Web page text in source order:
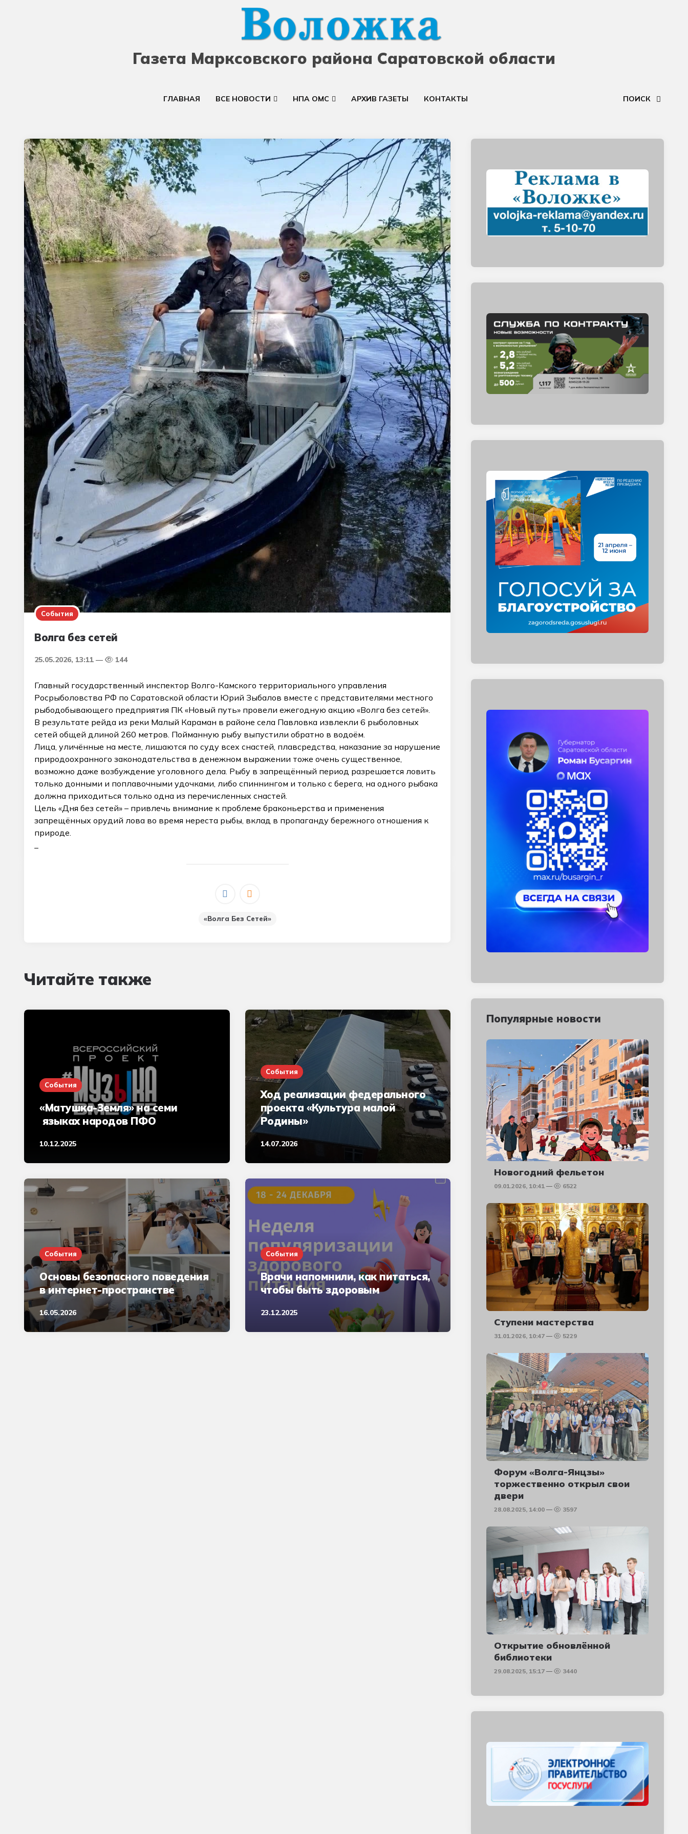
Газета Марксовского района Саратовской области
ГЛАВНАЯ ВСЕ НОВОСТИ НПА ОМС АРХИВ ГАЗЕТЫ КОНТАКТЫ ПОИСК
События
Волга без сетей
25.05.2026, 13:11 144
Главный государственный инспектор Волго-Камского территориального управления
Росрыболовства РФ по Саратовской области Юрий Зыбалов вместе с представителями местного
рыбодобывающего предприятия ПК «Новый путь» провели ежегодную акцию «Волга без сетей».
В результате рейда из реки Малый Караман в районе села Павловка извлекли 6 рыболовных
сетей общей длиной 260 метров. Пойманную рыбу выпустили обратно в водоём.
Лица, уличённые на месте, лишаются по суду всех снастей, плавсредства, наказание за нарушение
природоохранного законодательства в денежном выражении тоже очень существенное,
возможно даже возбуждение уголовного дела. Рыбу в запрещённый период разрешается ловить
только донными и поплавочными удочками, либо спиннингом и только с берега, на одного рыбака
должна приходиться только одна из перечисленных снастей.
Цель «Дня без сетей» – привлечь внимание к проблеме браконьерства и применения
запрещённых орудий лова во время нереста рыбы, вклад в пропаганду бережного отношения к
природе.
«Волга Без Сетей»
Читайте также
События
«Матушка-Земля» на семи
языках народов ПФО
10.12.2025
События
Ход реализации федерального
проекта «Культура малой
Родины»
14.07.2026
События
Основы безопасного поведения
в интернет-пространстве
16.05.2026
События
Врачи напомнили, как питаться,
чтобы быть здоровым
23.12.2025
Популярные новости
Новогодний фельетон
09.01.2026, 10:41 6522
Ступени мастерства
31.01.2026, 10:47 5229
Форум «Волга-Янцзы»
торжественно открыл свои
двери
28.08.2025, 14:00 3597
Открытие обновлённой
библиотеки
29.08.2025, 15:17 3440